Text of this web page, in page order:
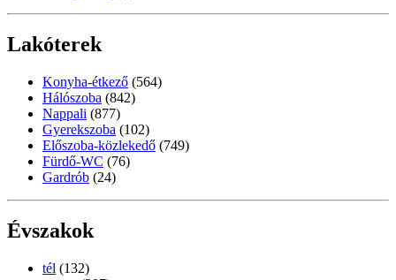
Lakóterek
Konyha-étkező (564)
Hálószoba (842)
Nappali (877)
Gyerekszoba (102)
Előszoba-közlekedő (749)
Fürdő-WC (76)
Gardrób (24)
Évszakok
tél (132)